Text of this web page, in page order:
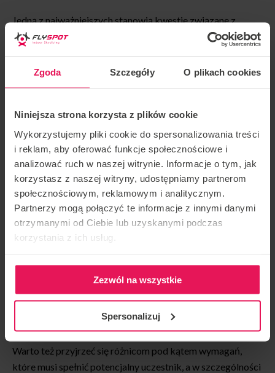
Zgoda Szczegóły O plikach cookies
Niniejsza strona korzysta z plików cookie
Wykorzystujemy pliki cookie do spersonalizowania treści
i reklam, aby oferować funkcje społecznościowe i
analizować ruch w naszej witrynie. Informacje o tym, jak
korzystasz z naszej witryny, udostępniamy partnerom
społecznościowym, reklamowym i analitycznym.
Partnerzy mogą połączyć te informacje z innymi danymi
otrzymanymi od Ciebie lub uzyskanymi podczas
korzystania z ich usług.
Zezwól na wszystkie
Spersonalizuj
Jedną z najważniejszych stanowią kwestie związane z
poczuciem bezpieczeństwa uczestników. Chociaż skoki ze
wystąpienia wypadku jest minimalne, to jednak występuje.
kontrolowanych warunkach. W razie jakiegokolwiek
zagrożeniainstruktor natychmiast zmniejsza prędkość i
pomaga wydostać się z komory, więc ryzyko
wystąpienia wypadku jest niemal nieprawdopodobne.
Nie bez znaczenia pozostaje również kwestia wyposażenia.
Przy skoku ze spadochronem uczestnik musi założyć
plecak ze spadochronem, który nie należy do najlżejszych –
Indoor skydiving odbywa się „na lekko”. Wystarczy założyć
kombinezon, kask, gogle i zatyczki do uszu
aby zapewnić sobie komfort i ochronę przed potencjalnymi
Warto też przyjrzeć się różnicom pod kątem wymagań,
które musi spełnić potencjalny uczestnik, a w szczególności